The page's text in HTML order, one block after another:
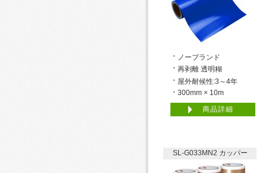
ノーブランド
再剥離 透明糊
屋外耐候性:3～4年
300mm × 10m
商品詳細
SL-G033MN2 カッパー